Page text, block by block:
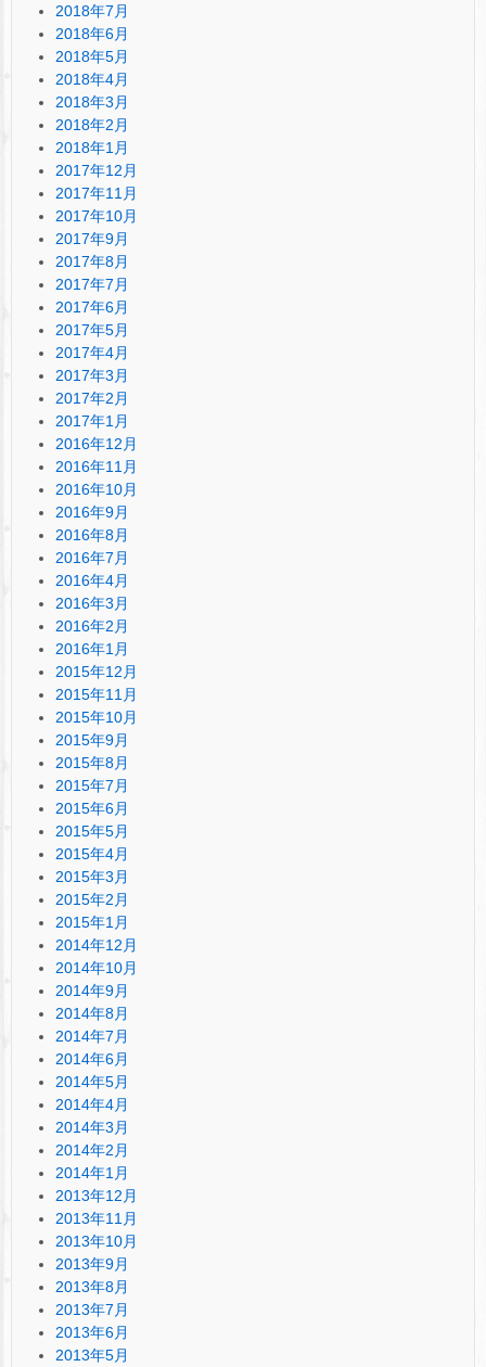
2018年7月
2018年6月
2018年5月
2018年4月
2018年3月
2018年2月
2018年1月
2017年12月
2017年11月
2017年10月
2017年9月
2017年8月
2017年7月
2017年6月
2017年5月
2017年4月
2017年3月
2017年2月
2017年1月
2016年12月
2016年11月
2016年10月
2016年9月
2016年8月
2016年7月
2016年4月
2016年3月
2016年2月
2016年1月
2015年12月
2015年11月
2015年10月
2015年9月
2015年8月
2015年7月
2015年6月
2015年5月
2015年4月
2015年3月
2015年2月
2015年1月
2014年12月
2014年10月
2014年9月
2014年8月
2014年7月
2014年6月
2014年5月
2014年4月
2014年3月
2014年2月
2014年1月
2013年12月
2013年11月
2013年10月
2013年9月
2013年8月
2013年7月
2013年6月
2013年5月